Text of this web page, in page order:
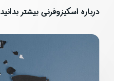
درباره اسکیزوفرنی بیشتر بدانید